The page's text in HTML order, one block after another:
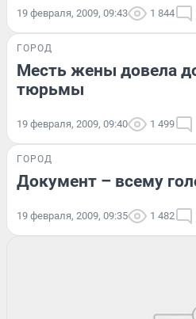
19 февраля, 2009, 09:43 1 844
ГОРОД
Месть жены довела
тюрьмы
19 февраля, 2009, 09:40 1 499
ГОРОД
Документ – всему
19 февраля, 2009, 09:35 1 482